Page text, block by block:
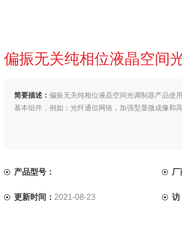
偏振无关纯相位液晶空间
简要描述： 偏振无关纯相位液晶空间光调制器产品使
基本组件，例如：光纤通信网络，加强型显微成像和
产品型号： 厂
更新时间： 2021-08-23 访